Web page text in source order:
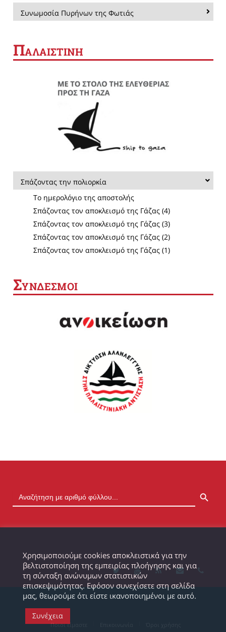
Συνωμοσία Πυρήνων της Φωτιάς
ΠΑΛΑΙΣΤΙΝΗ
Σπάζοντας την πολιορκία
Το ημερολόγιο της αποστολής
Σπάζοντας τον αποκλεισμό της Γάζας (4)
Σπάζοντας τον αποκλεισμό της Γάζας (3)
Σπάζοντας τον αποκλεισμό της Γάζας (2)
Σπάζοντας τον αποκλεισμό της Γάζας (1)
ΣΥΝΔΕΣΜΟΙ
Ποιοι είμαστε
Χρησιμοποιούμε cookies αποκλειστικά για την
βελτιστοποίηση της εμπειρίας πλοήγησης και για
τη σύνταξη ανώνυμων στατιστικών
επισκεψιμότητας. Εφόσον συνεχίσετε στη σελίδα
μας, θεωρούμε ότι είστε ικανοποιημένοι με αυτό.
Συνέχεια